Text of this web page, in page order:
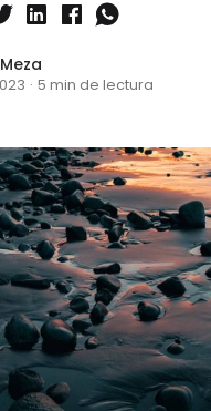
· 5 min de lectura